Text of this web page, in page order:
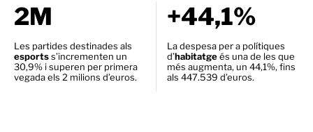
2M
Les partides destinades als
esportss’incrementen un
30,9% i superen per primera
vegada els 2 milions d’euros.
+44,1%
La despesa per a polítiques
d’habitatgeés una de les que
més augmenta, un 44,1%, fins
als 447.539 d’euros.